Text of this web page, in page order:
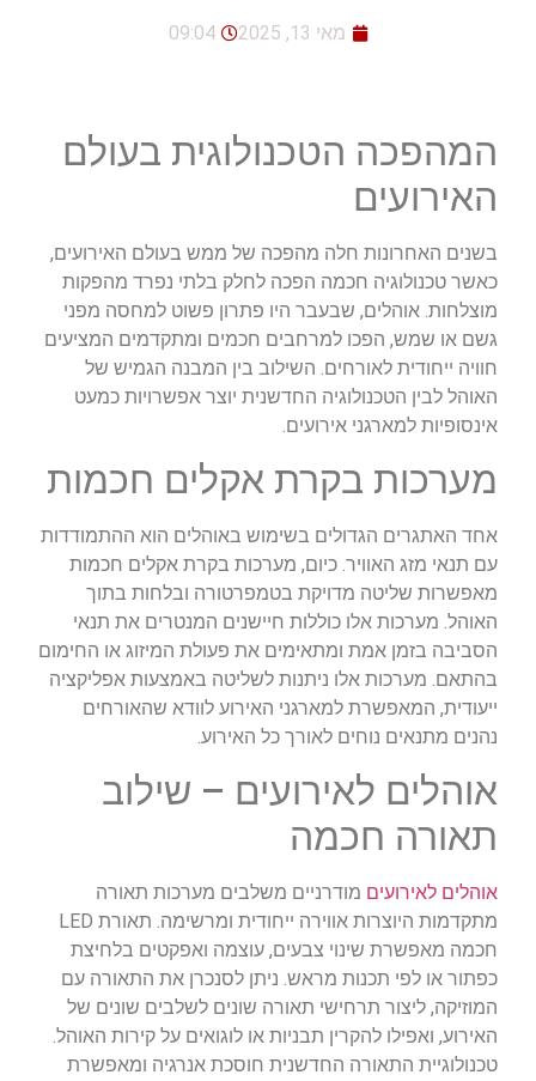
מאי 13, 2025 09:04
המהפכה הטכנולוגית בעולם
האירועים
בשנים האחרונות חלה מהפכה של ממש בעולם האירועים,
כאשר טכנולוגיה חכמה הפכה לחלק בלתי נפרד מהפקות
מוצלחות. אוהלים, שבעבר היו פתרון פשוט למחסה מפני
גשם או שמש, הפכו למרחבים חכמים ומתקדמים המציעים
חוויה ייחודית לאורחים. השילוב בין המבנה הגמיש של
האוהל לבין הטכנולוגיה החדשנית יוצר אפשרויות כמעט
אינסופיות למארגני אירועים.
מערכות בקרת אקלים חכמות
אחד האתגרים הגדולים בשימוש באוהלים הוא ההתמודדות
עם תנאי מזג האוויר. כיום, מערכות בקרת אקלים חכמות
מאפשרות שליטה מדויקת בטמפרטורה ובלחות בתוך
האוהל. מערכות אלו כוללות חיישנים המנטרים את תנאי
הסביבה בזמן אמת ומתאימים את פעולת המיזוג או החימום
בהתאם. מערכות אלו ניתנות לשליטה באמצעות אפליקציה
ייעודית, המאפשרת למארגני האירוע לוודא שהאורחים
נהנים מתנאים נוחים לאורך כל האירוע.
אוהלים לאירועים – שילוב
תאורה חכמה
אוהלים לאירועים מודרניים משלבים מערכות תאורה
מתקדמות היוצרות אווירה ייחודית ומרשימה. תאורת LED
חכמה מאפשרת שינוי צבעים, עוצמה ואפקטים בלחיצת
כפתור או לפי תכנות מראש. ניתן לסנכרן את התאורה עם
המוזיקה, ליצור תרחישי תאורה שונים לשלבים שונים של
האירוע, ואפילו להקרין תבניות או לוגואים על קירות האוהל.
טכנולוגיית התאורה החדשנית חוסכת אנרגיה ומאפשרת